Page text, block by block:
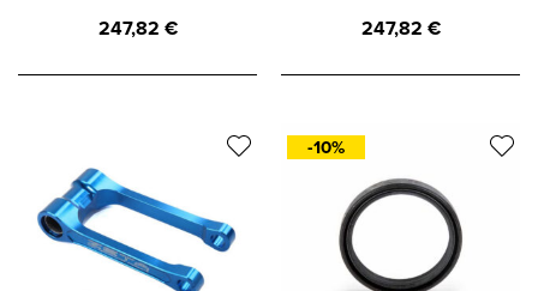
247,82 €
247,82 €
-10%